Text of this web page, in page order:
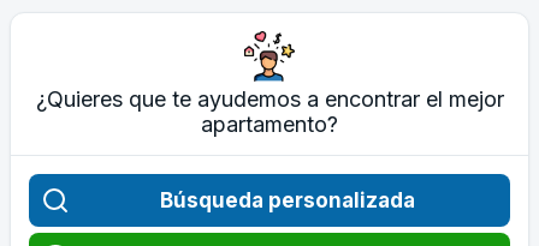
¿Quieres que te ayudemos a encontrar el mejor
apartamento?
Búsqueda personalizada